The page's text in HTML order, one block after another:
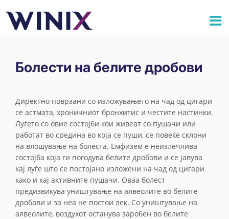
Болести на белите дробови
Директно поврзани со изложувањето на чад од цигари
се астмата, хроничниот бронхитис и честите настинки.
Луѓето со овие состојби кои живеат со пушачи или
работат во средина во која се пуши, се повеќе склони
на влошување на болеста. Емфизем е неизлечлива
состојба која ги погодува белите дробови и се јавува
кај луѓе што се постојано изложени на чад од цигари
како и кај активните пушачи. Оваа болест
предизвикува уништување на алвеолите во белите
дробови и за неа не постои лек. Со уништување на
алвеолите, воздухот останува заробен во белите